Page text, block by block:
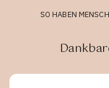
SO HABEN